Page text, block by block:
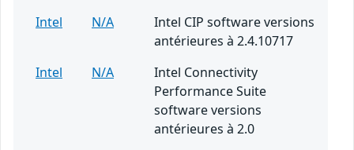
Intel
N/A
Intel CIP software versions
antérieures à 2.4.10717
Intel
N/A
Intel Connectivity
Performance Suite
software versions
antérieures à 2.0